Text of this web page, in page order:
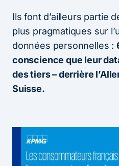
Ils font d’ailleurs partie
plus pragmatiques sur
données personnelles :
conscience que leur
des tiers – derrière
Suisse.